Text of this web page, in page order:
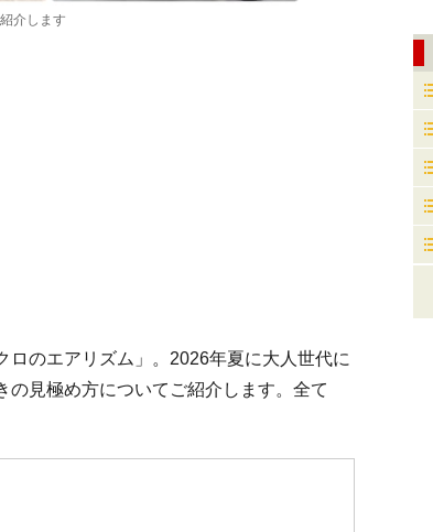
介します
のエアリズム」。2026年夏に大人世代に
見極め方についてご紹介します。全て